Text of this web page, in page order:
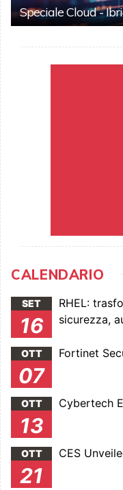
Speciale Cloud -
CALENDARIO
SET
16
RHEL:
sicurezza,
OTT
07
Fortinet
OTT
13
Cybertech
OTT
21
CES